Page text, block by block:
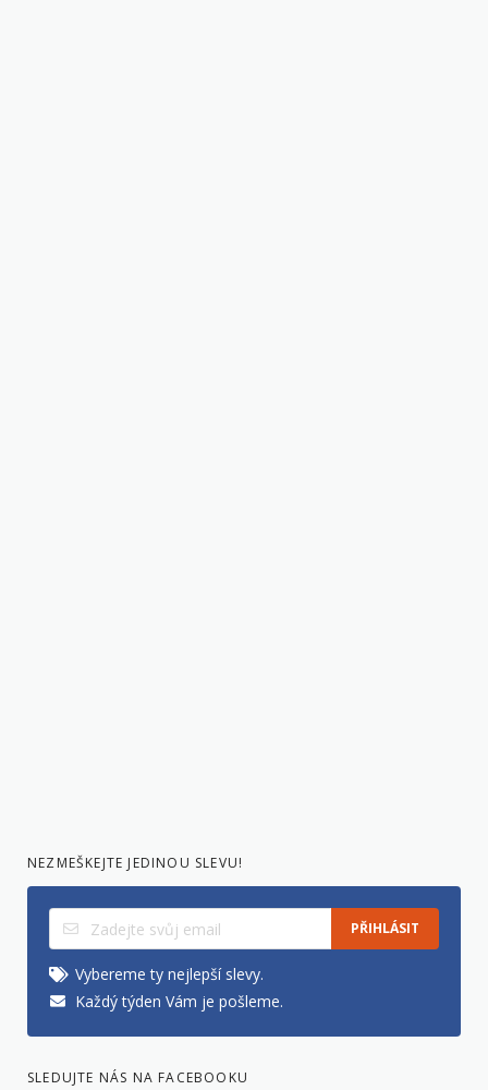
NEZMEŠKEJTE JEDINOU SLEVU!
PŘIHLÁSIT
Vybereme ty nejlepší slevy.
Každý týden Vám je pošleme.
SLEDUJTE NÁS NA FACEBOOKU